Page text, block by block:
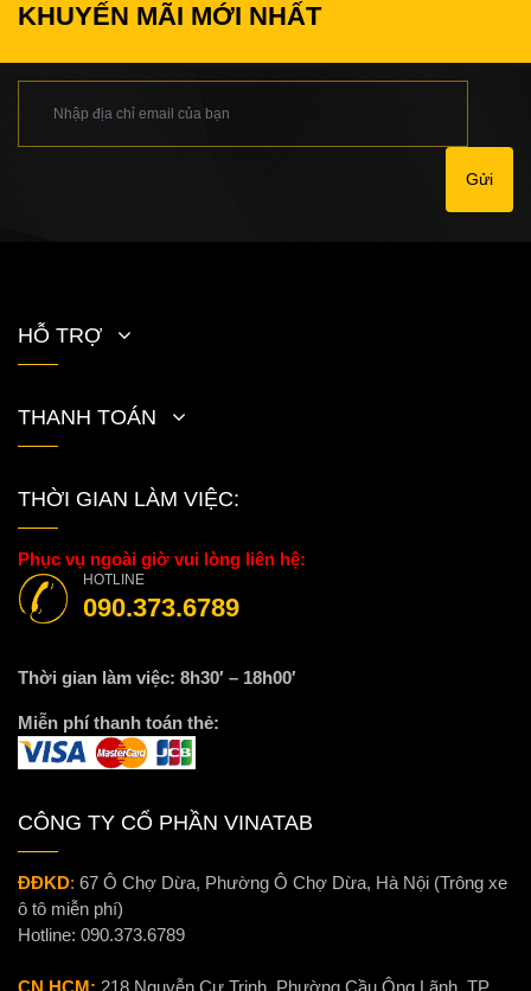
KHUYẾN MÃI MỚI NHẤT
Gửi
HỖ TRỢ
THANH TOÁN
THỜI GIAN LÀM VIỆC:
Phục vụ ngoài giờ vui lòng liên hệ:
HOTLINE
090.373.6789
Thời gian làm việc: 8h30′ – 18h00′
Miễn phí thanh toán thẻ:
CÔNG TY CỔ PHẦN VINATAB
ĐĐKD: 67 Ô Chợ Dừa, Phường Ô Chợ Dừa, Hà Nội (Trông xe
ô tô miễn phí)
Hotline: 090.373.6789